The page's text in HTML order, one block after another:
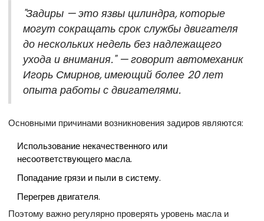
"Задиры — это язвы цилиндра, которые
могут сокращать срок службы двигателя
до нескольких недель без надлежащего
ухода и внимания." — говорит автомеханик
Игорь Смирнов, имеющий более 20 лет
опыта работы с двигателями.
Основными причинами возникновения задиров являются:
Использование некачественного или
несоответствующего масла.
Попадание грязи и пыли в систему.
Перегрев двигателя.
Поэтому важно регулярно проверять уровень масла и